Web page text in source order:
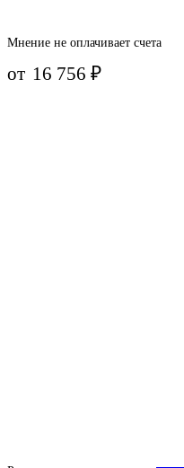
Мнение не оплачивает счета
от 16 756₽